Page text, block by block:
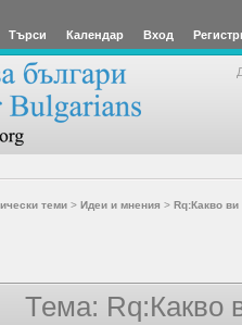
Търси Календар Вход
теми> Идеи и мнения > Rq:Какво
Тема: Rq:Какво